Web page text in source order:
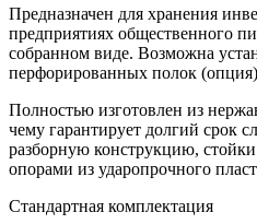
Предназначен для хранения
предприятиях общественного
собранном виде. Возможна
перфорированных полок
Полностью изготовлен из
чему гарантирует долгий срок
разборную конструкцию,
опорами из ударопрочного
Стандартная комплектация